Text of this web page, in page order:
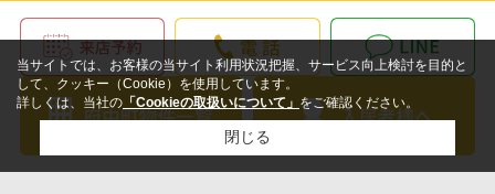
当サイトでは、お客様の当サイト利用状況把握、サービス向上検討を目的と
して、クッキー（Cookie）を使用しています。
詳しくは、当社の 「Cookieの取扱いについて」 をご確認ください。
閉じる